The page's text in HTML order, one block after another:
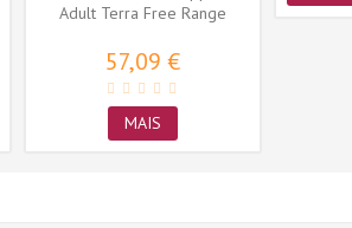
Adult Terra Free Range
57,09 €
MAIS